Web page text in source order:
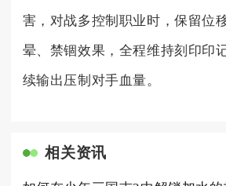
害，对战多控制职业时，保留位
晕、禁锢效果，全程维持刻印印
续输出压制对手血量。
相关资讯